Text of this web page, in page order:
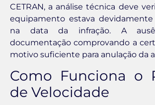
CETRAN, a análise técnica deve
equipamento estava devidamente
na data da infração. A
documentação comprovando a
motivo suficiente para anulação da
Como Funciona o
de Velocidade